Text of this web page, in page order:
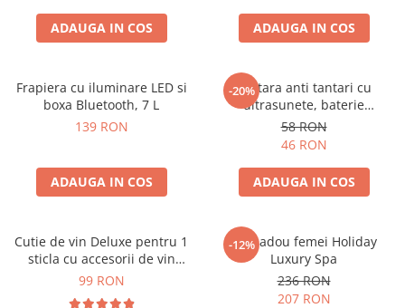
ADAUGA IN COS ADAUGA IN COS
Frapiera cu iluminare LED si
boxa Bluetooth, 7 L
139 RON
ADAUGA IN COS
-20%
Bratara anti tantari cu
ultrasunete, baterie
reincarcabila 90mAh
58 RON
46 RON
ADAUGA IN COS
Cutie de vin Deluxe pentru 1
sticla cu accesorii de vin
incluse piele ecologica de
99 RON
-12%
Set cadou femei Holiday
Luxury Spa
236 RON
207 RON